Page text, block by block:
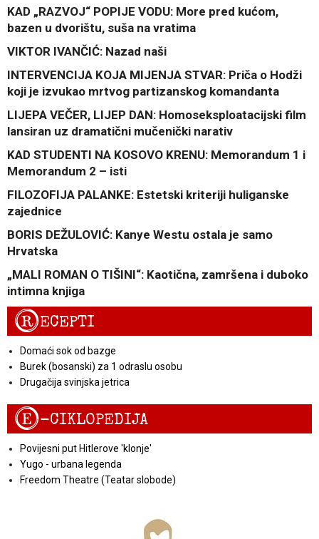
KAD „RAZVOJ“ POPIJE VODU: More pred kućom,
bazen u dvorištu, suša na vratima
VIKTOR IVANČIĆ: Nazad naši
INTERVENCIJA KOJA MIJENJA STVAR: Priča o Hodži
koji je izvukao mrtvog partizanskog komandanta
LIJEPA VEČER, LIJEP DAN: Homoseksploatacijski film
lansiran uz dramatični mučenički narativ
KAD STUDENTI NA KOSOVO KRENU: Memorandum 1 i
Memorandum 2 – isti
FILOZOFIJA PALANKE: Estetski kriteriji huliganske
zajednice
BORIS DEŽULOVIĆ: Kanye Westu ostala je samo
Hrvatska
„MALI ROMAN O TIŠINI“: Kaotična, zamršena i duboko
intimna knjiga
RECEPTI
Domaći sok od bazge
Burek (bosanski) za 1 odraslu osobu
Drugačija svinjska jetrica
E-CIKLOPEDIJA
Povijesni put Hitlerove 'klonje'
Yugo - urbana legenda
Freedom Theatre (Teatar slobode)